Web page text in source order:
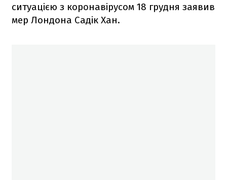
ситуацією з коронавірусом 18 грудня заявив
мер Лондона Садік Хан.